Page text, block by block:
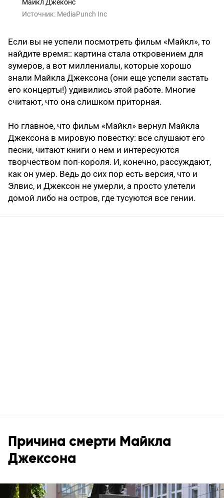
Майкл Джеконс
Источник: MediaPunch Inc
Если вы не успели посмотреть фильм «Майкл», то
найдите время:: картина стала откровением для
зумеров, а вот миллениалы, которые хорошо
знали Майкла Джексона (они еще успели застать
его концерты!) удивились этой работе. Многие
считают, что она слишком приторная.
Но главное, что фильм «Майкл» вернул Майкла
Джексона в мировую повестку: все слушают его
песни, читают книги о нем и интересуются
творчеством поп-короля. И, конечно, рассуждают,
как он умер. Ведь до сих пор есть версия, что и
Элвис, и Джексон не умерли, а просто улетели
домой либо на остров, где тусуются все гении.
Причина смерти Майкла
Джексона